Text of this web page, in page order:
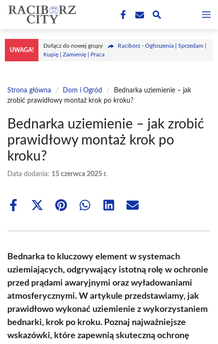
Przejdź
treści
UWAGA!
Dołącz do nowej grupy
Racibórz - Ogłoszenia | Sprzedam |
Kupię | Zamienię | Praca
Strona główna / Dom i Ogród /
Bednarka uziemienie – jak
zrobić prawidłowy montaż krok po kroku?
Bednarka uziemienie – jak zrobić
prawidłowy montaż krok po
kroku?
Data dodania: 15 czerwca 2025 r.
Share
Share
(Twitter)
Share Share Share Share
Bednarka to kluczowy element w systemach
uziemiających, odgrywający istotną rolę w ochronie
przed prądami awaryjnymi oraz wyładowaniami
atmosferycznymi. W artykule przedstawiamy, jak
prawidłowo wykonać uziemienie z wykorzystaniem
bednarki, krok po kroku. Poznaj najważniejsze
wskazówki, które zapewnią skuteczną ochronę